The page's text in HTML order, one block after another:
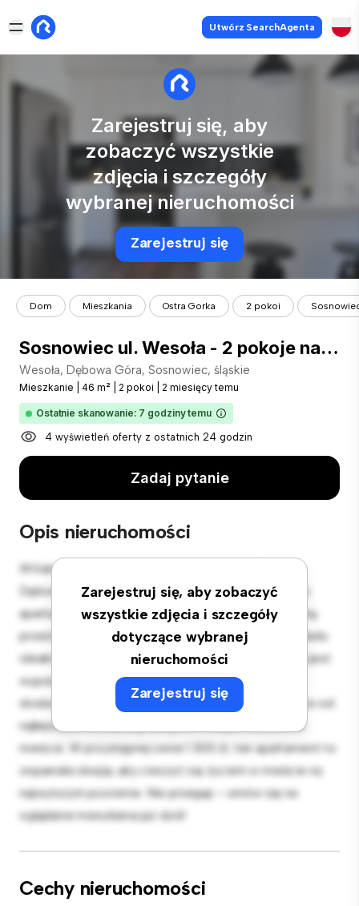
Utwórz SearchAgenta
Zarejestruj się, aby
zobaczyć wszystkie
zdjęcia i szczegóły
wybranej nieruchomości
Zarejestruj się
Dom Mieszkania Ostra Gorka 2 pokoi
Sosnowiec ul. Wesoła - 2 pokoje na wynajem
Wesoła, Dębowa Góra, Sosnowiec, śląskie
Mieszkanie 46 m² 2 pokoi 2 miesięcy temu
Ostatnie skanowanie: 7 godziny temu
4 wyświetleń oferty z ostatnich 24 godzin
Zadaj pytanie
Opis nieruchomości
Zarejestruj się, aby zobaczyć
wszystkie zdjęcia i szczegóły
dotyczące wybranej
nieruchomości
Zarejestruj się
Witamy w Twojej nowej miejskiej oazie w Wesoła,
Dębowa Góra, Sosnowiec, śląskie! Ten nowoczesny
apartament z 2 sypialniami oferuje stylową i przytulną
przestrzeń do zamieszkania. Otwarta koncepcja układu
idealnie nadaje się do rozrywki, a elegancka kuchnia jest
wyposażona w najwyższej jakości sprzęt. Dzięki
doskonałej lokalizacji będziesz zaledwie kilka kroków od
najlepszych restauracji, sklepów i miejsc rozrywki w
mieście. W przystępnej cenie 1 300 zł, ten apartament to
wspaniała okazja, aby cieszyć się życiem w mieście na
najwyższym poziomie. Nie przegap – umów się na
oglądanie mieszkania już dziś!
Cechy nieruchomości